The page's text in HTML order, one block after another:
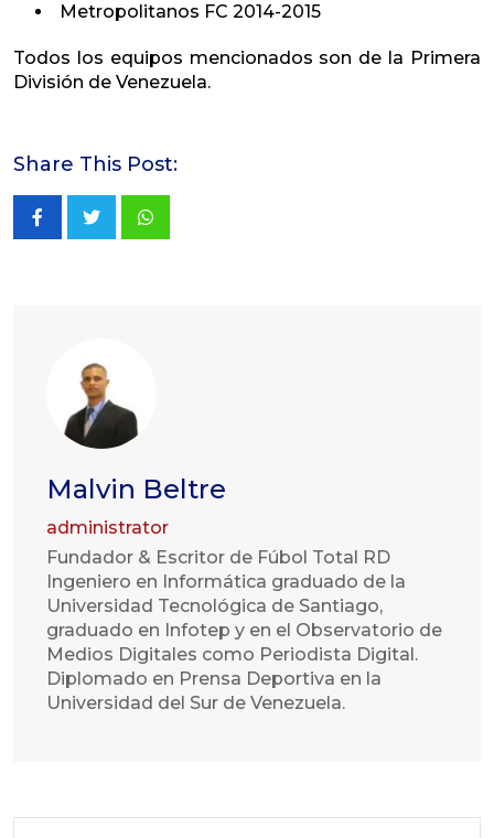
Metropolitanos FC 2014-2015
Todos los equipos mencionados son de la Primera
División de Venezuela.
Share This Post:
Whatsapp
Malvin Beltre
administrator
Fundador & Escritor de Fúbol Total RD
Ingeniero en Informática graduado de la
Universidad Tecnológica de Santiago,
graduado en Infotep y en el Observatorio de
Medios Digitales como Periodista Digital.
Diplomado en Prensa Deportiva en la
Universidad del Sur de Venezuela.